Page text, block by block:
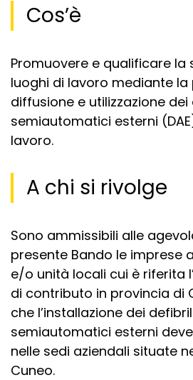
Cos’è
Promuovere e qualificare la
luoghi di lavoro mediante la
diffusione e utilizzazione
semiautomatici esterni
lavoro.
A chi si rivolge
Sono ammissibili alle
presente Bando le imprese
e/o unità locali cui è riferita
di contributo in provincia di
che l’installazione dei
semiautomatici esterni
nelle sedi aziendali situate
Cuneo.